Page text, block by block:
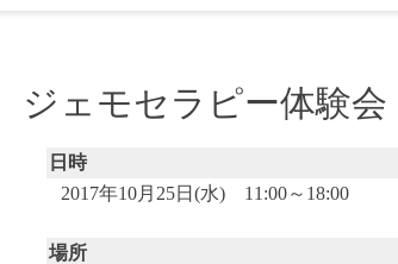
ジェモセラピー体験会
日時
2017年10月25日(水) 11:00～18:00
場所